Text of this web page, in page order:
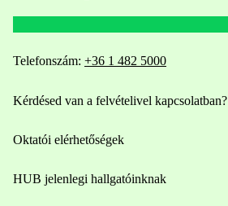
Telefonszám: +36 1 482 5000
Kérdésed van a felvételivel kapcsolatban?
Oktatói elérhetőségek
HUB jelenlegi hallgatóinknak